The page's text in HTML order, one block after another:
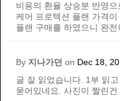
비용의 환율 상승분 반영
케어 프로텍션 플랜 가격
플랜 구매를 하였으니 완
By 지나가던 on Dec 18,
글 잘 읽었습니다. 1부 읽
묻어있네요. 사진이 짤린